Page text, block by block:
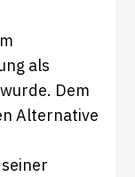
als
Dem
Alternative